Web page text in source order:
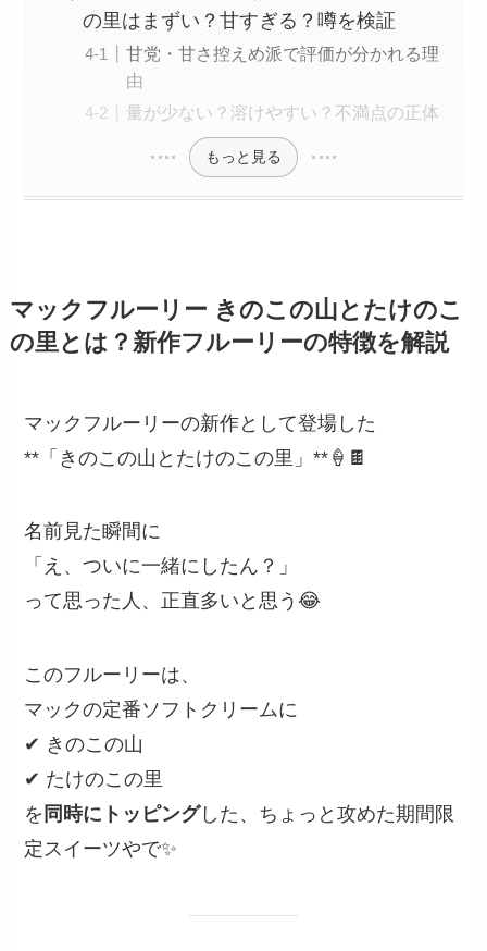
の里はまずい？甘すぎる？噂を検証
甘党・甘さ控えめ派で評価が分かれる理
由
量が少ない？溶けやすい？不満点の正体
もっと見る
マックフルーリー きのこの山とたけのこ
の里とは？新作フルーリーの特徴を解説
マックフルーリーの新作として登場した
**「きのこの山とたけのこの里」**🍦🍫
名前見た瞬間に
「え、ついに一緒にしたん？」
って思った人、正直多いと思う😂
このフルーリーは、
マックの定番ソフトクリームに
✔ きのこの山
✔ たけのこの里
を 同時にトッピングした、ちょっと攻めた期間限
定スイーツやで✨